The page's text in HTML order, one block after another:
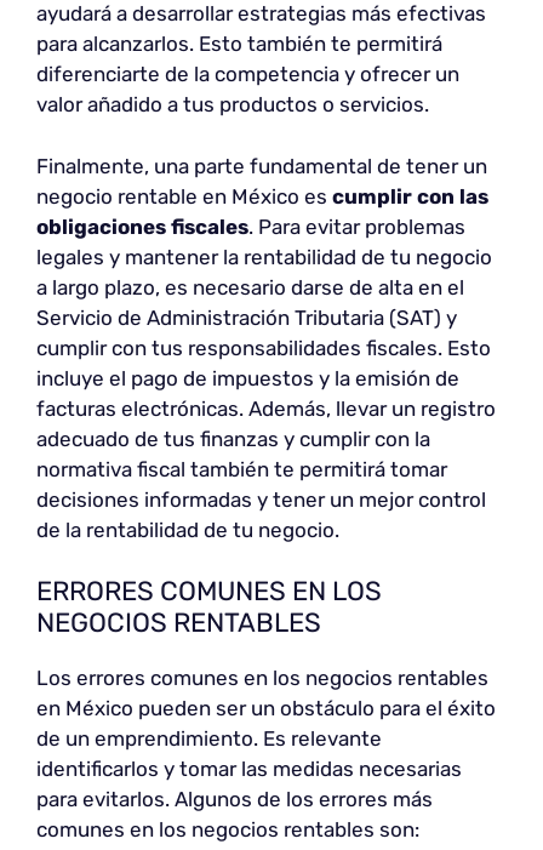
ayudará a desarrollar estrategias más efectivas
para alcanzarlos. Esto también te permitirá
diferenciarte de la competencia y ofrecer un
valor añadido a tus productos o servicios.
Finalmente, una parte fundamental de tener un
negocio rentable en México es cumplir con las
obligaciones fiscales. Para evitar problemas
legales y mantener la rentabilidad de tu negocio
a largo plazo, es necesario darse de alta en el
Servicio de Administración Tributaria (SAT) y
cumplir con tus responsabilidades fiscales. Esto
incluye el pago de impuestos y la emisión de
facturas electrónicas. Además, llevar un registro
adecuado de tus finanzas y cumplir con la
normativa fiscal también te permitirá tomar
decisiones informadas y tener un mejor control
de la rentabilidad de tu negocio.
ERRORES COMUNES EN LOS
NEGOCIOS RENTABLES
Los errores comunes en los negocios rentables
en México pueden ser un obstáculo para el éxito
de un emprendimiento. Es relevante
identificarlos y tomar las medidas necesarias
para evitarlos. Algunos de los errores más
comunes en los negocios rentables son: